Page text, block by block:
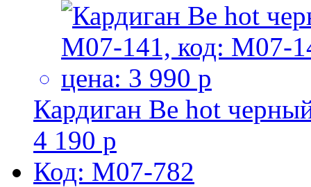
Кардиган Be hot
4 190 р
Код: M07-782